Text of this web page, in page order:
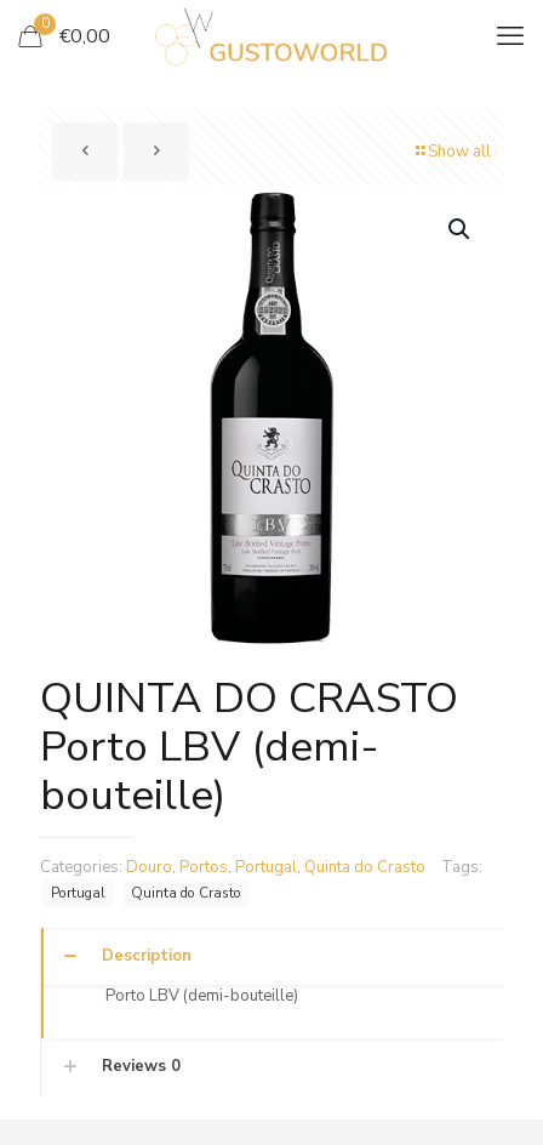
0 €0,00
Show all
QUINTA DO CRASTO
Porto LBV (demi-
bouteille)
Categories: Douro, Portos, Portugal, Quinta do Crasto Tags:
Portugal Quinta do Crasto
Description
Porto LBV (demi-bouteille)
Reviews 0